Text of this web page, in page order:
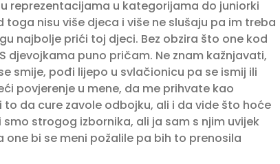
reprezentacijama u kategorijama do juniorki
nisu više djeca i više ne slušaju pa im treba
najbolje prići toj djeci. Bez obzira što one kod
djevojkama puno pričam. Ne znam kažnjavati,
smije, pođi lijepo u svlačionicu pa se ismij ili
povjerenje u mene, da me prihvate kao
da cure zavole odbojku, ali i da vide što hoće
strogog izbornika, ali ja sam s njim uvijek
one bi se meni požalile pa bih to prenosila